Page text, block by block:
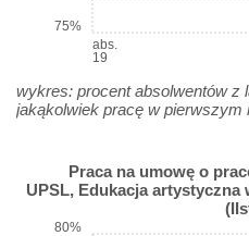
abs.
19
75%
wykres: procent absolwentów z
jakąkolwiek pracę w pierwszym
Praca na umowę o
UPSL, Edukacja
80%